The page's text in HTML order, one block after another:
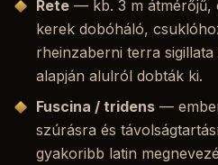
Rete — kb. 3 m átmérőjű,
kerek dobóháló,
rheinzaberni terra
alapján alulról dobták ki.
Fuscina / tridens —
szúrásra és
gyakoribb latin